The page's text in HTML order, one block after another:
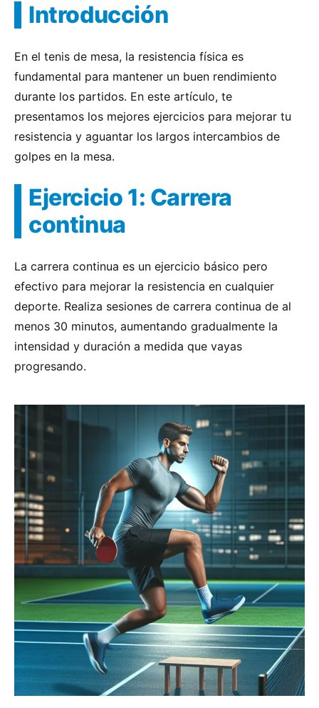
Introducción
En el tenis de mesa, la resistencia física es
fundamental para mantener un buen rendimiento
durante los partidos. En este artículo, te
presentamos los mejores ejercicios para mejorar tu
resistencia y aguantar los largos intercambios de
golpes en la mesa.
Ejercicio 1: Carrera
continua
La carrera continua es un ejercicio básico pero
efectivo para mejorar la resistencia en cualquier
deporte. Realiza sesiones de carrera continua de al
menos 30 minutos, aumentando gradualmente la
intensidad y duración a medida que vayas
progresando.